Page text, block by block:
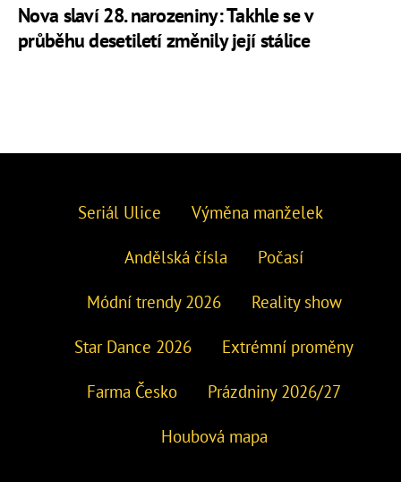
Nova slaví 28. narozeniny: Takhle se v
průběhu desetiletí změnily její stálice
Seriál Ulice Výměna manželek
Andělská čísla Počasí
Módní trendy 2026 Reality show
Star Dance 2026 Extrémní proměny
Farma Česko Prázdniny 2026/27
Houbová mapa